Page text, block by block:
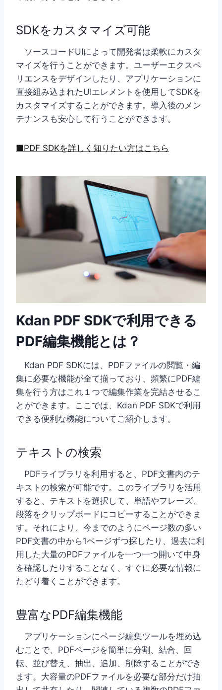
SDKをカスタマイズ可能
ソースコードUIによって開発者は柔軟にカスタ
マイズを行うことができます。ユーザーエクスペ
リエンスをデザインしたり、アプリケーションに
直接組み込まれたUIエレメントを使用してSDKを
カスタマイズすることができます。導入後のメン
テナンスも安心して行うことができます。
■PDF SDKを詳しく知りたい方はこちら
Kdan PDF SDKで利用できる
PDF編集機能とは？
Kdan PDF SDKには、PDFファイルの閲覧・編
集に必要な機能が全て揃っており、頻繁にPDF編
集を行う方はこれ１つで編集作業を完結させるこ
とができます。ここでは、Kdan PDF SDKで利用
できる便利な機能についてご紹介します。
テキストの検索
PDFライブラリを利用すると、PDF文書内のテ
キストの検索が可能です。このライブラリを活用
すると、テキストを選択して、単語やフレーズ、
段落をクリップボードにコピーすることができま
す。それにより、今までのようにページ数の多い
PDF文書の中から1ページずつ探したり、過去に利
用した大量のPDFファイルを一つ一つ開いて中身
を確認したりすることなく、すぐに必要な情報に
たどり着くことができます。
豊富なPDF編集機能
アプリケーションにページ編集ツールを埋め込
むことで、PDFページを簡単に分割、結合、回
転、並び替え、抽出、追加、削除することができ
ます。大容量のPDFファイルを必要な部分だけ抽